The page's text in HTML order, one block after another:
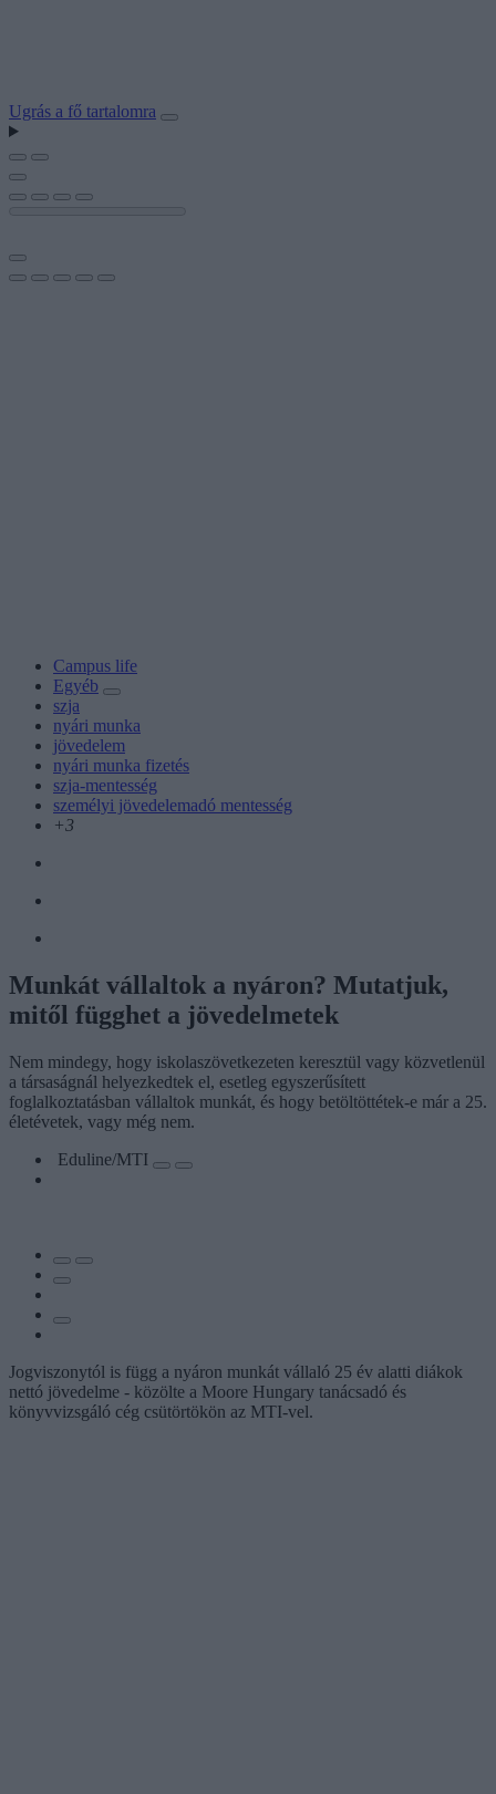
Ugrás a fő tartalomra
Campus life
Egyéb
szja
nyári munka
jövedelem
nyári munka fizetés
szja-mentesség
személyi jövedelemadó mentesség
+3
Munkát vállaltok a nyáron? Mutatjuk,
mitől függhet a jövedelmetek
Nem mindegy, hogy iskolaszövetkezeten keresztül vagy közvetlenül
a társaságnál helyezkedtek el, esetleg egyszerűsített
foglalkoztatásban vállaltok munkát, és hogy betöltöttétek-e már a 25.
életévetek, vagy még nem.
Eduline/MTI
Jogviszonytól is függ a nyáron munkát vállaló 25 év alatti diákok
nettó jövedelme - közölte a Moore Hungary tanácsadó és
könyvvizsgáló cég csütörtökön az MTI-vel.